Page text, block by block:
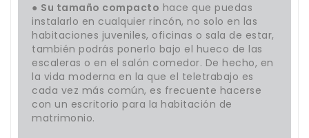
● Su tamaño compacto hace que puedas
instalarlo en cualquier rincón, no solo en las
habitaciones juveniles, oficinas o sala de estar,
también podrás ponerlo bajo el hueco de las
escaleras o en el salón comedor. De hecho, en
la vida moderna en la que el teletrabajo es
cada vez más común, es frecuente hacerse
con un escritorio para la habitación de
matrimonio.